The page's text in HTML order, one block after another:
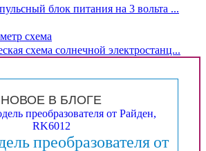
блок питания на 3 вольта ...
схема
схема солнечной электростанц...
НОВОЕ В БЛОГЕ
преобразователя от